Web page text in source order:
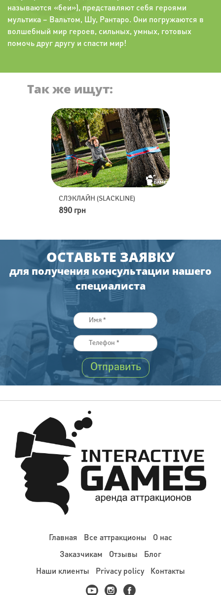
называются «беи»), представляют себя героями
мультика – Вальтом, Шу, Рантаро. Они погружаются в
волшебный мир героев, сильных, умных, готовых
помочь друг другу и спасти мир!
Так же ищут:
СЛЭКЛАЙН (SLACKLINE)
890 грн
ОСТАВЬТЕ ЗАЯВКУ
для получения консультации нашего
специалиста
Главная Все аттракционы
О нас
Заказчикам
Отзывы
Блог
Наши клиенты
Privacy policy Контакты